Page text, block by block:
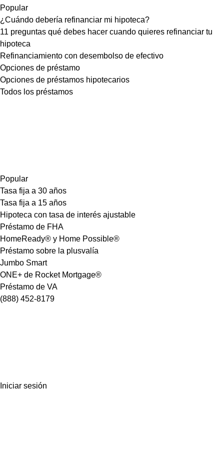
Popular
¿Cuándo debería refinanciar mi hipoteca?
11 preguntas qué debes hacer cuando quieres refinanciar tu
hipoteca
Refinanciamiento con desembolso de efectivo
Opciones de préstamo
Opciones de préstamos hipotecarios
Todos los préstamos
Popular
Tasa fija a 30 años
Tasa fija a 15 años
Hipoteca con tasa de interés ajustable
Préstamo de FHA
HomeReady® y Home Possible®
Préstamo sobre la plusvalía
Jumbo Smart
ONE+ de Rocket Mortgage®
Préstamo de VA
(888) 452-8179
Iniciar sesión